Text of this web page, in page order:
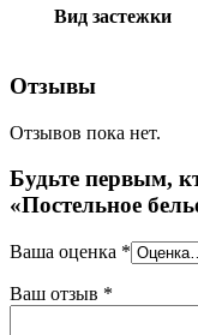
Вид застежки
Отзывы
Отзывов пока нет.
Будьте первым,
«Постельное
Ваша оценка *
Ваш отзыв *